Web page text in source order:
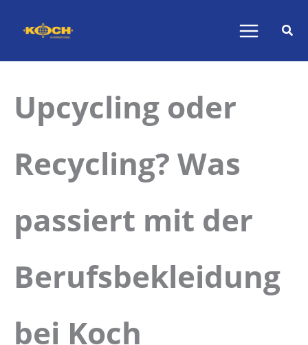
Inhalt
Upcycling oder
Recycling? Was
passiert mit der
Berufsbekleidung
bei Koch